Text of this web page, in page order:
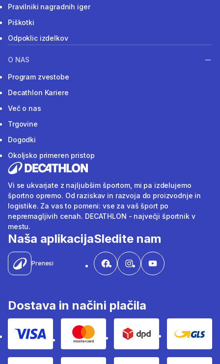
Pravilniki nagradnih iger
Piškotki
Odpoklic izdelkov
O NAS
Program zvestobe
Decathlon Kariere
Več o nas
Trgovine
Dogodki
Okoljsko primeren pristop
Vi se ukvarjate z najljubšim športom, mi pa izdelujemo
športno opremo. Od raziskav in razvoja do proizvodnje in
logistike. Za vas to pomeni: vse za vaš šport po
nepremagljivih cenah. DECATHLON - največji športnik v
mestu.
Naša aplikacija
Prenesi
Sledite nam
Dostava in načini plačila
Visa Mastercard Dpd Gls